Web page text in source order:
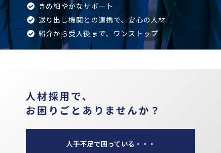
きめ細やかなサポート
送り出し機関との連携で、安心の人材
紹介から受入後まで、ワンストップ
人材採用で、
お困りごとありませんか？
人手不足で困っている・・・